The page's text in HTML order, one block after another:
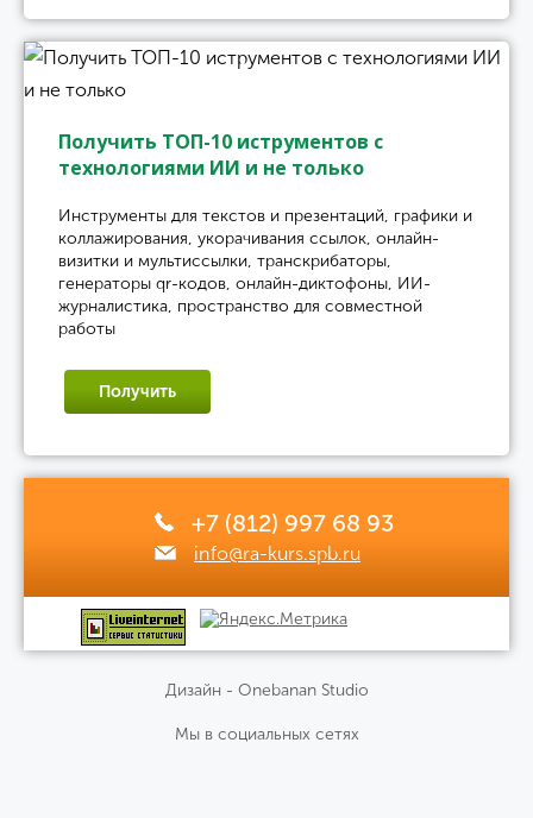
Получить ТОП-10 иструментов с
технологиями ИИ и не только
Инструменты для текстов и презентаций, графики и
коллажирования, укорачивания ссылок, онлайн-
визитки и мультиссылки, транскрибаторы,
генераторы qr-кодов, онлайн-диктофоны, ИИ-
журналистика, пространство для совместной
работы
Получить
+7 (812) 997 68 93
info@ra-kurs.spb.ru
Дизайн - Onebanan Studio
Мы в социальных сетях